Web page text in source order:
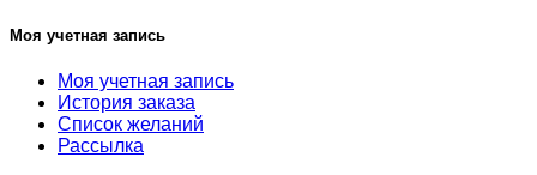
Моя учетная запись
Моя учетная запись
История заказа
Список желаний
Рассылка